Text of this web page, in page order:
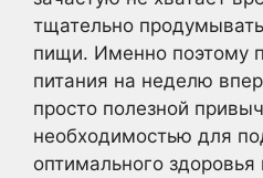
тщательно
пищи. Именно поэтому
питания на неделю
просто полезной
необходимостью для
оптимального